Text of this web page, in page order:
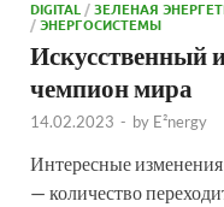
DIGITAL /ЗЕЛЕНАЯ
/ЭНЕРГОСИСТЕМЫ
Искусственный
чемпион мира
14.02.2023 - by E²nergy
Интересные
— количество